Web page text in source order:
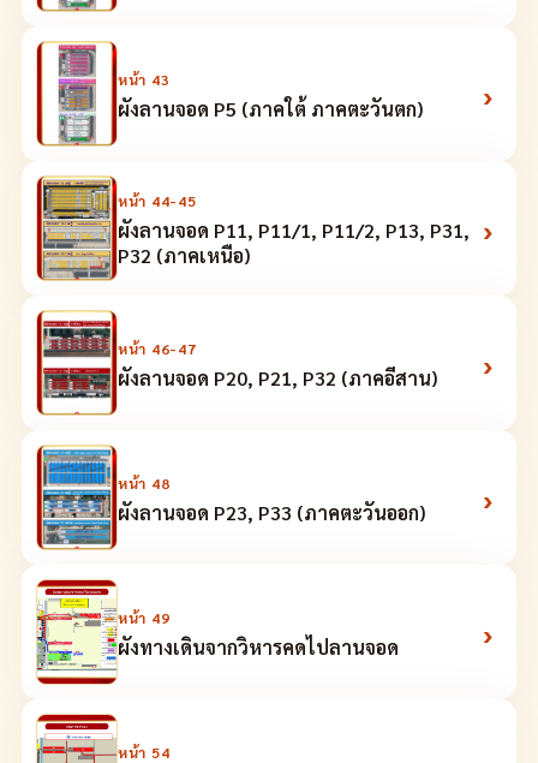
หน้า 43
ผังลานจอด P5 (ภาคใต้ ภาคตะวันตก) ›
หน้า 44-45
ผังลานจอด P11, P11/1, P11/2, P13, P31,
P32 (ภาคเหนือ)
›
หน้า 46-47
ผังลานจอด P20, P21, P32 (ภาคอีสาน) ›
หน้า 48
ผังลานจอด P23, P33 (ภาคตะวันออก) ›
หน้า 49
ผังทางเดินจากวิหารคดไปลานจอด ›
หน้า 54